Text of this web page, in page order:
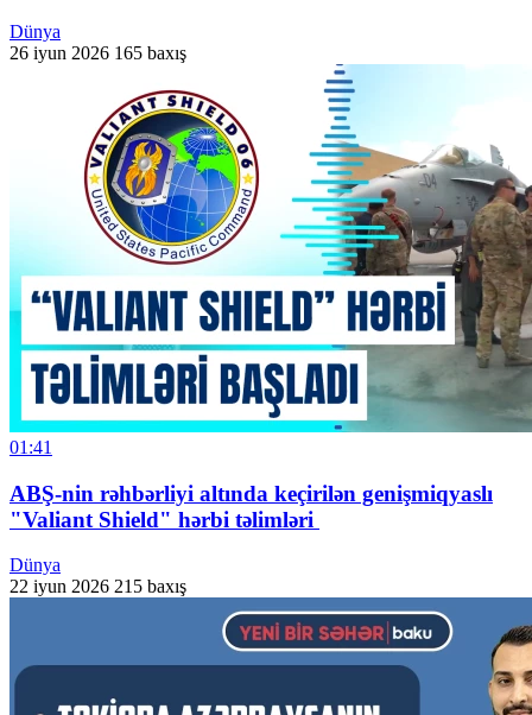
Dünya
26 iyun 2026 165 baxış
01:41
ABŞ-nin rəhbərliyi altında keçirilən genişmiqyaslı
"Valiant Shield" hərbi təlimləri
Dünya
22 iyun 2026 215 baxış